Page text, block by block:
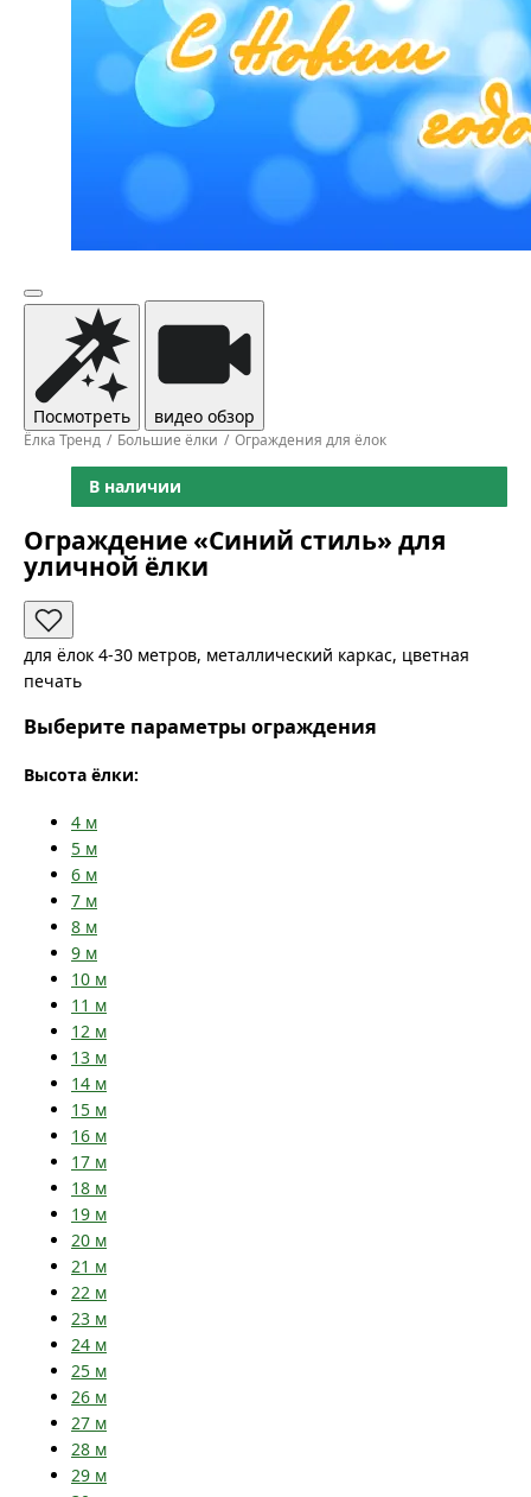
Посмотреть видео обзор
Ёлка Тренд Большие ёлки Ограждения для ёлок
В наличии
Ограждение «Синий стиль» для
уличной ёлки
для ёлок 4-30 метров, металлический каркас, цветная
печать
Выберите параметры ограждения
Высота ёлки:
4 м
5 м
6 м
7 м
8 м
9 м
10 м
11 м
12 м
13 м
14 м
15 м
16 м
17 м
18 м
19 м
20 м
21 м
22 м
23 м
24 м
25 м
26 м
27 м
28 м
29 м